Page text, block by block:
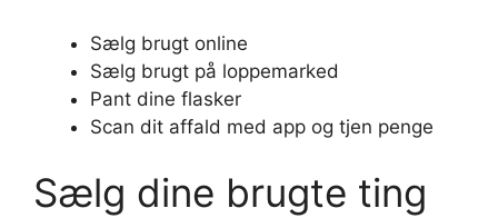
Sælg brugt online
Sælg brugt på loppemarked
Pant dine flasker
Scan dit affald med app og tjen penge
Sælg dine brugte ting